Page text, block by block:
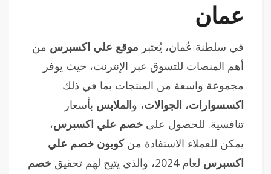
عمان
في سلطنة عُمان، يُعتبر موقع علي اكسبرسمن
أهم المنصات للتسوق عبر الإنترنت، حيث يوفر
مجموعة واسعة من المنتجات بما في ذلك
اكسسوارات، الجوالات، والملابسبأسعار
تنافسية. للحصول على خصم علي اكسبرس،
يمكن للعملاء الاستفادة من كوبون خصم علي
اكسبرسلعام 2024، والذي يتيح لهم تحقيق
خصم